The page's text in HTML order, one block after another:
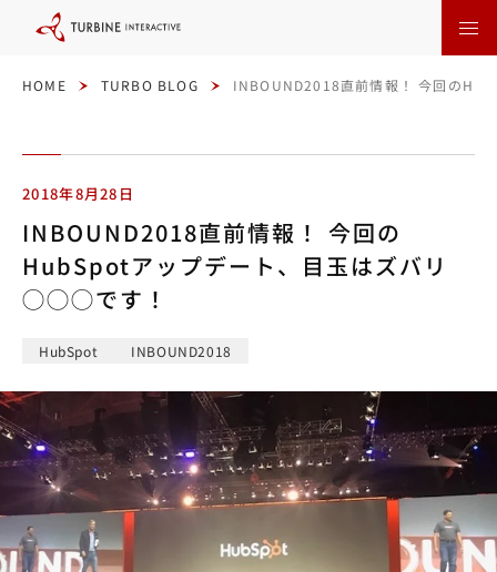
HOME TURBO BLOG INBOUND2018直前情報！ 今回の
2018年8月28日
INBOUND2018直前情報！ 今回の
HubSpotアップデート、目玉はズバリ
◯◯◯です！
HubSpot INBOUND2018